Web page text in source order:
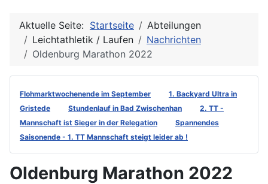
Aktuelle Seite: Startseite
Abteilungen
Leichtathletik / Laufen
Nachrichten
Oldenburg Marathon 2022
Flohmarktwochenende im September
1. Backyard Ultra in
Gristede
Stundenlauf in Bad Zwischenhan
2. TT -
Mannschaft ist Sieger in der Relegation
Spannendes
Saisonende - 1. TT Mannschaft steigt leider ab !
Oldenburg Marathon 2022